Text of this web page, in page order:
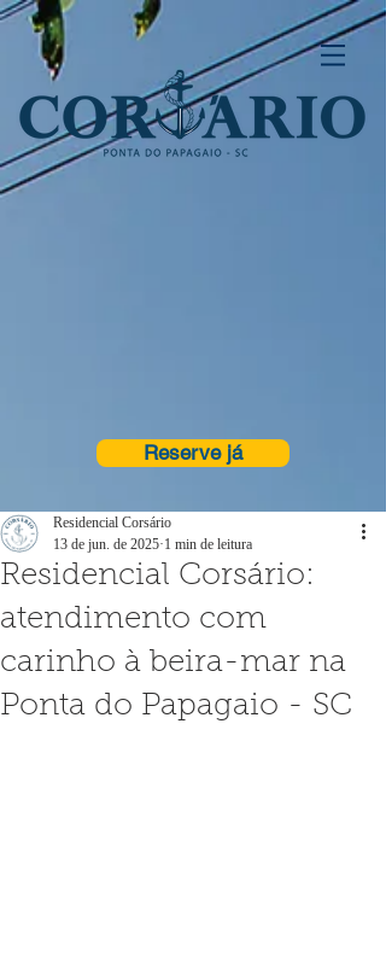
Reserve já
Residencial Corsário:
atendimento com
carinho à beira-mar na
Ponta do Papagaio - SC
Residencial Corsário
13 de jun. de 2025 1 min de leitura